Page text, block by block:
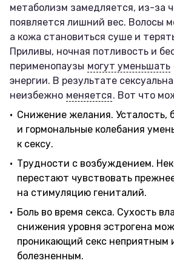
метаболизм замедляется, из-за
появляется лишний вес. Волосы
а кожа становиться суше и
Приливы, ночная потливость и
перименопаузы могут уменьшать
энергии. В результате
неизбежно меняется. Вот что
Снижение желания. Усталость,
и гормональные колебания
к сексу.
Трудности с возбуждением.
перестают чувствовать
на стимуляцию гениталий.
Боль во время секса. Сухость
снижения уровня эстрогена
проникающий секс неприятным
болезненным.